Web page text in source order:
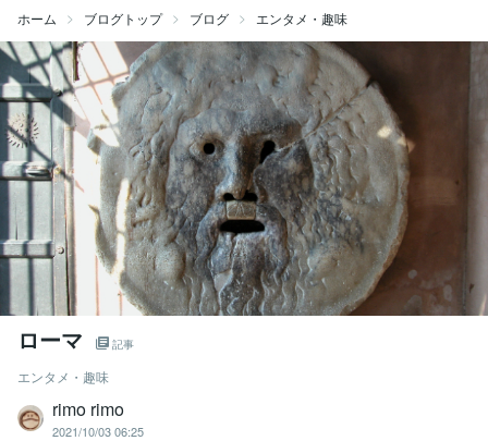
ホーム ブログトップ ブログ エンタメ・趣味
ローマ 記事
エンタメ・趣味
rimo rimo
2021/10/03 06:25